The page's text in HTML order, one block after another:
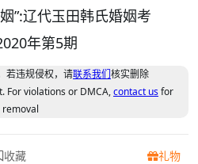
”:辽代玉田韩氏婚姻考
年第5期
若违规侵权，请联系我们核实删除
For violations or DMCA,contact usfor
removal
收藏 礼物